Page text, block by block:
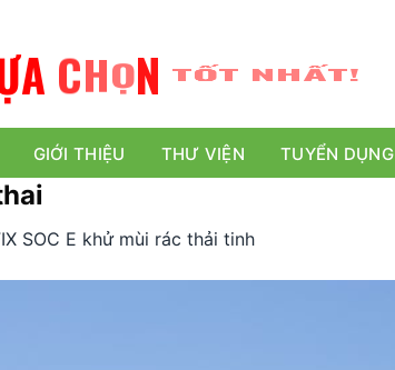
A CHỌN TỐT NHẤT!
GIỚI THIỆU THƯ VIỆN TUYỂN DỤNG
SOC E khử mùi rác thải tinh